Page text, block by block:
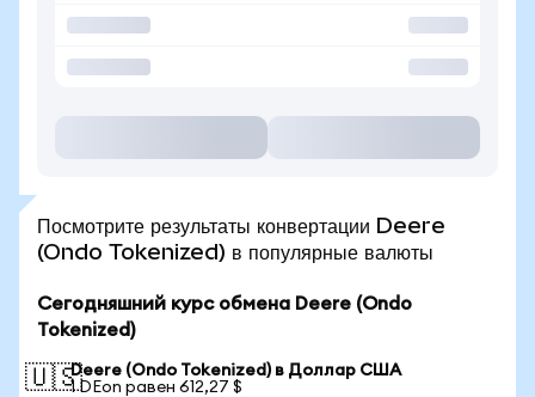
Посмотрите результаты конвертации Deere
(Ondo Tokenized) в популярные валюты
Сегодняшний курс обмена Deere (Ondo
Tokenized)
🇺🇸Deere (Ondo Tokenized) в Доллар США
1 DEon равен 612,27 $